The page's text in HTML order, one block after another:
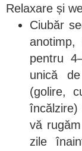
Relaxare și
Ciubăr
pentru
unică
(golire,
vă
zile